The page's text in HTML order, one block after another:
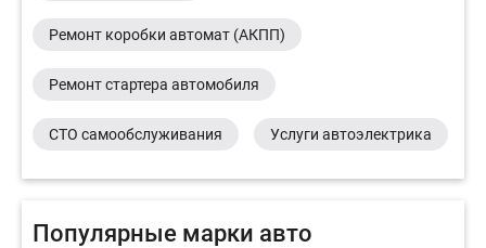
Ремонт коробки автомат (АКПП)
Ремонт стартера автомобиля
СТО самообслуживания Услуги автоэлектрика
Популярные марки авто